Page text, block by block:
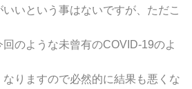
いという事はないですが、ただこ
のような未曾有のCOVID-19のよ
りますので必然的に結果も悪くな